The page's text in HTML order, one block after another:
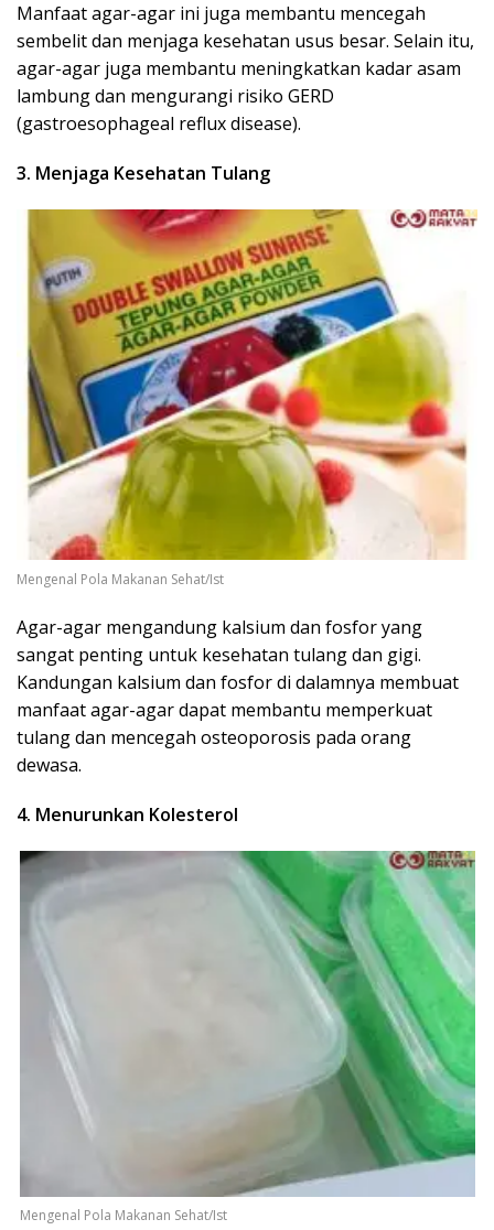
Manfaat agar-agar ini juga membantu mencegah
sembelit dan menjaga kesehatan usus besar. Selain itu,
agar-agar juga membantu meningkatkan kadar asam
lambung dan mengurangi risiko GERD
(gastroesophageal reflux disease).
3. Menjaga Kesehatan Tulang
Mengenal Pola Makanan Sehat/Ist
Agar-agar mengandung kalsium dan fosfor yang
sangat penting untuk kesehatan tulang dan gigi.
Kandungan kalsium dan fosfor di dalamnya membuat
manfaat agar-agar dapat membantu memperkuat
tulang dan mencegah osteoporosis pada orang
dewasa.
4. Menurunkan Kolesterol
Mengenal Pola Makanan Sehat/Ist